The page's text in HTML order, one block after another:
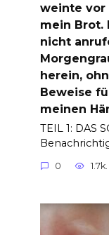
weinte vor
mein Brot.
nicht
herein,
Beweise
meinen
TEIL 1: DAS
0 1.7k.